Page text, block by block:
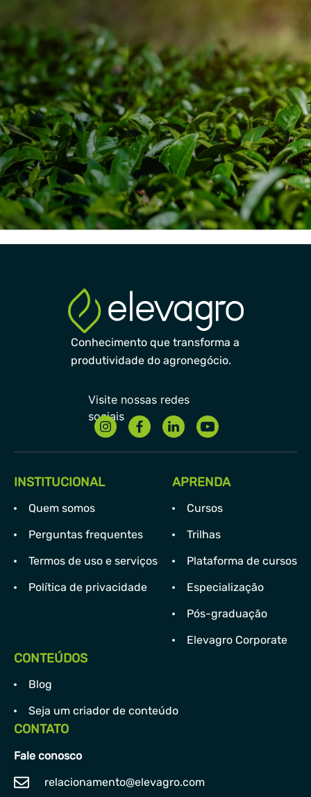
Conhecimento que transforma a
produtividade do agronegócio.
INSTITUCIONAL
Quem somos
Perguntas frequentes
Termos de uso e serviços
Política de privacidade
APRENDA
Cursos
Trilhas
Plataforma de cursos
Especialização
Pós-graduação
Elevagro Corporate
CONTEÚDOS
Blog
Seja um criador de conteúdo
CONTATO
Fale conosco
relacionamento@elevagro.com